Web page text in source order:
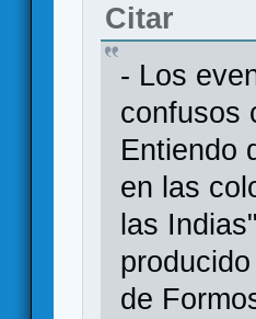
Citar
- Los
confusos
Entiendo
en las
las
de